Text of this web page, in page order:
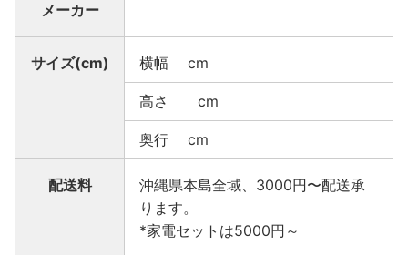
メーカー
サイズ(cm) 横幅 cm
高さ cm
奥行 cm
配送料
沖縄県本島全域、3000円〜配送承
ります。
*家電セットは5000円～